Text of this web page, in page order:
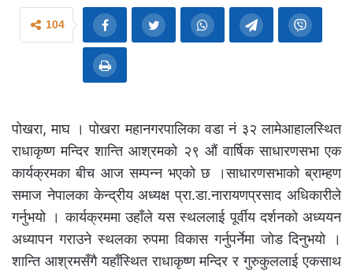
104
पोखरा, माघ । पोखरा महानगरपालिका वडा नं ३२ लामेआहालस्थित
राधाकृष्ण मन्दिर शान्ति आश्रमको २९ औं वार्षिक साधारणसभा एक
कार्यक्रमका बीच आज सम्पन्न भएको छ ।साधारणसभाको ब्राम्हण
समाज नेपालका केन्द्रीय अध्यक्ष प्रा.डा.नारायणप्रसाद अधिकारीले
गर्नुभयो । कार्यक्रममा उहाँले यस स्थललाई पूर्वीय दर्शनको अध्ययन
अध्यापन गराउने स्थलका रुपमा विकास गर्नुपर्नेमा जोड दिनुभयो ।
शान्ति आश्रमसँगै यहाँस्थित राधाकृष्ण मन्दिर र गुरुकुललाई एकसाथ